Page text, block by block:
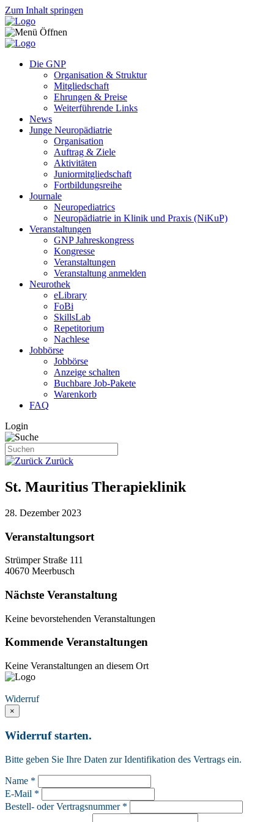
Zum Inhalt springen
Die GNP
Organisation & Struktur
Mitgliedschaft
Ehrungen & Preise
Weiterführende Links
News
Junge Neuropädiatrie
Organisation
Auftrag & Ziele
Aktivitäten
Juniormitgliedschaft
Fortbildungsreihe
Journale
Neuropediatrics
Neuropädiatrie in Klinik und Praxis (NiKuP)
Veranstaltungen
GNP Jahreskongress
Kongresse
Veranstaltungen
Veranstaltung anmelden
Neurothek
eLibrary
FoBi
SkillsLab
Repetitorium
Nachlese
Jobbörse
Jobbörse
Anzeige schalten
Buchbare Job-Pakete
Warenkorb
FAQ
Login
Zurück
St. Mauritius Therapieklinik
28. Dezember 2023
Veranstaltungsort
Strümper Straße 111
40670 Meerbusch
Nächste Veranstaltung
Keine bevorstehenden Veranstaltungen
Kommende Veranstaltungen
Keine Veranstaltungen an diesem Ort
Widerruf
×
Widerruf starten.
Bitte geben Sie Ihre Daten zur Identifikation des Vertrags ein.
Name *
E-Mail *
Bestell- oder Vertragsnummer *